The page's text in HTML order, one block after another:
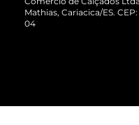
Vendas Corporativas
Mathias, Cariacica/ES.
04